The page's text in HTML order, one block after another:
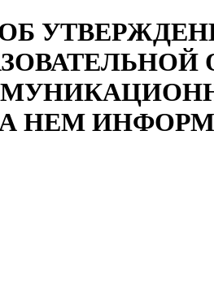
"ОБ
НЕМ